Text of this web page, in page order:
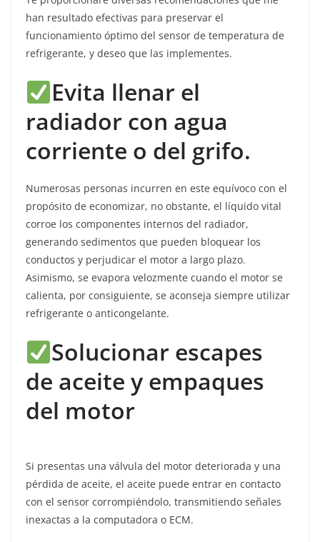
han resultado efectivas para preservar el
funcionamiento óptimo del sensor de temperatura de
refrigerante, y deseo que las implementes.
Evita llenar el
radiador con agua
corriente o del grifo.
Numerosas personas incurren en este equívoco con el
propósito de economizar, no obstante, el líquido vital
corroe los componentes internos del radiador,
generando sedimentos que pueden bloquear los
conductos y perjudicar el motor a largo plazo.
Asimismo, se evapora velozmente cuando el motor se
calienta, por consiguiente, se aconseja siempre utilizar
refrigerante o anticongelante.
Solucionar escapes
de aceite y empaques
del motor
Si presentas una válvula del motor deteriorada y una
pérdida de aceite, el aceite puede entrar en contacto
con el sensor corrompiéndolo, transmitiendo señales
inexactas a la computadora o ECM.